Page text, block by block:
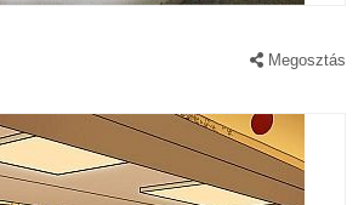
Megosztás